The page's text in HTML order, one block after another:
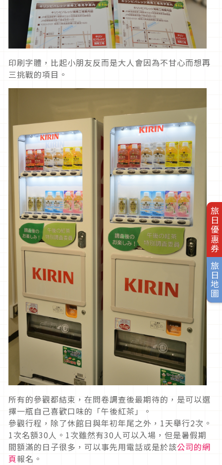
旅日優惠券
旅日地圖
印刷字體，比起小朋友反而是大人會因為不甘心而想再
三挑戰的項目。
所有的參觀都結束，在問卷調查後最期待的，是可以選
擇一瓶自己喜歡口味的「午後紅茶」。
參觀行程，除了休館日與年初年尾之外，1天舉行2次。
1次名額30人。1次雖然有30人可以入場，但是暑假期
間額滿的日子很多，可以事先用電話或是於該公司的網
頁報名。